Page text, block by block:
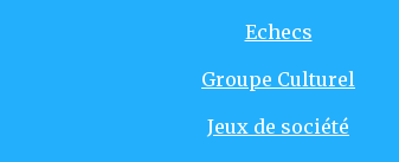
Echecs
Groupe Culturel
Jeux de société